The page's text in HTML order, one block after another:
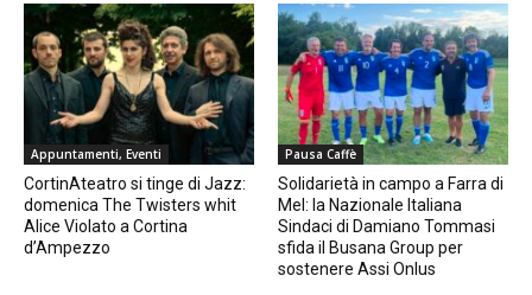
Appuntamenti, Eventi
CortinAteatro si tinge di Jazz:
domenica The Twisters whit
Alice Violato a Cortina
d’Ampezzo
Pausa Caffè
Solidarietà in campo a Farra di
Mel: la Nazionale Italiana
Sindaci di Damiano Tommasi
sfida il Busana Group per
sostenere Assi Onlus